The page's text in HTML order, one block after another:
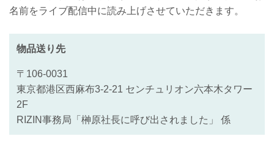
名前をライブ配信中に読み上げさせていただきます。
物品送り先
〒106-0031
東京都港区西麻布3-2-21 センチュリオン六本木タワー
2F
RIZIN事務局「榊原社長に呼び出されました」 係